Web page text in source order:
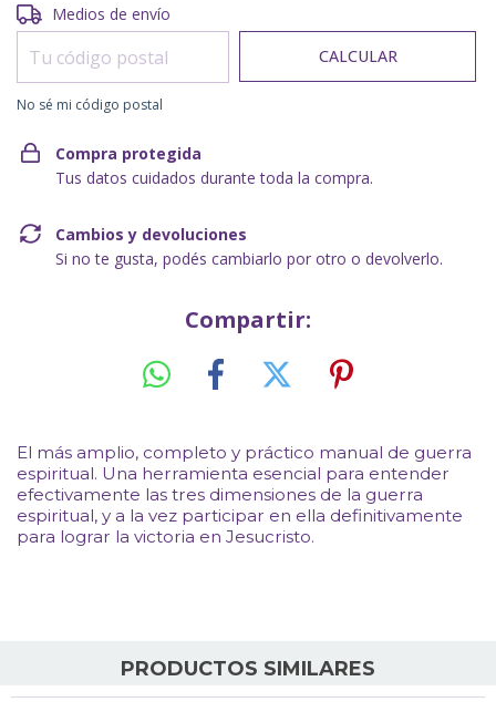
Entregas para el CP:
Medios de envío
CALCULAR
No sé mi código postal
Compra protegida
Tus datos cuidados durante toda la compra.
Cambios y devoluciones
Si no te gusta, podés cambiarlo por otro o devolverlo.
Compartir:
El más amplio, completo y práctico manual de guerra
espiritual. Una herramienta esencial para entender
efectivamente las tres dimensiones de la guerra
espiritual, y a la vez participar en ella definitivamente
para lograr la victoria en Jesucristo.
PRODUCTOS SIMILARES